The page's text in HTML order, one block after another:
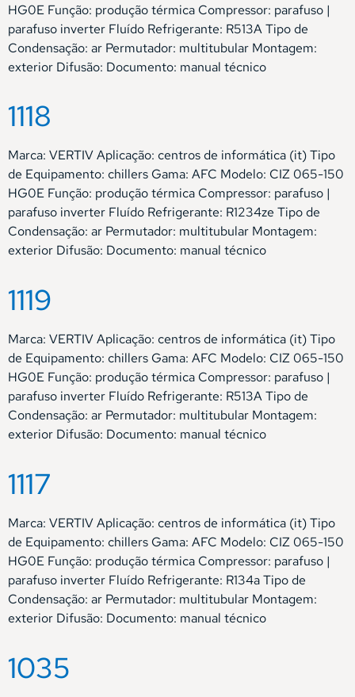
HG0E Função: produção térmica Compressor: parafuso |
parafuso inverter Fluído Refrigerante: R513A Tipo de
Condensação: ar Permutador: multitubular Montagem:
exterior Difusão: Documento: manual técnico
1118
Marca: VERTIV Aplicação: centros de informática (it) Tipo
de Equipamento: chillers Gama: AFC Modelo: CIZ 065-150
HG0E Função: produção térmica Compressor: parafuso |
parafuso inverter Fluído Refrigerante: R1234ze Tipo de
Condensação: ar Permutador: multitubular Montagem:
exterior Difusão: Documento: manual técnico
1119
Marca: VERTIV Aplicação: centros de informática (it) Tipo
de Equipamento: chillers Gama: AFC Modelo: CIZ 065-150
HG0E Função: produção térmica Compressor: parafuso |
parafuso inverter Fluído Refrigerante: R513A Tipo de
Condensação: ar Permutador: multitubular Montagem:
exterior Difusão: Documento: manual técnico
1117
Marca: VERTIV Aplicação: centros de informática (it) Tipo
de Equipamento: chillers Gama: AFC Modelo: CIZ 065-150
HG0E Função: produção térmica Compressor: parafuso |
parafuso inverter Fluído Refrigerante: R134a Tipo de
Condensação: ar Permutador: multitubular Montagem:
exterior Difusão: Documento: manual técnico
1035